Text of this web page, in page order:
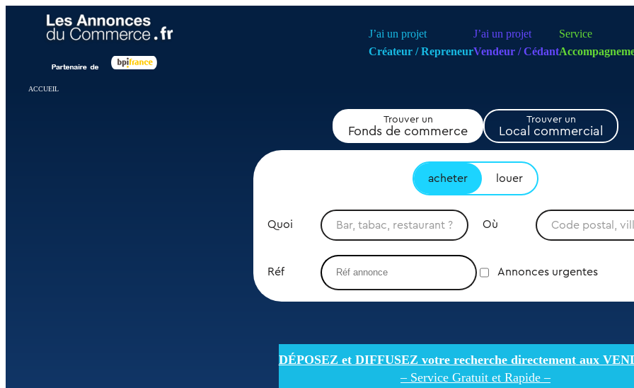
J’ai un projet
Créateur / Repreneur
J’ai un projet
Vendeur / Cédant
Service
ACCUEIL
Trouver un
Fonds de commerce
Trouver un
Local commercial
acheter louer
Quoi Où
Réf Annonces urgentes
DÉPOSEZ et DIFFUSEZ votre recherche directement aux
– Service Gratuit et Rapide –
Panneau de gestion des cookies